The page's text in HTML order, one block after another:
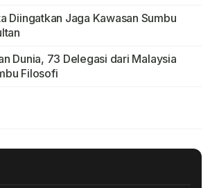
Diingatkan Jaga Kawasan Sumbu
Dunia, 73 Delegasi dari Malaysia
Filosofi